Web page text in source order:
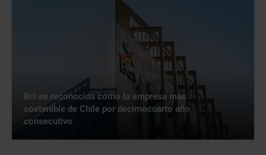
Bci es reconocida como la empresa más
sostenible de Chile por decimocuarto año
consecutivo